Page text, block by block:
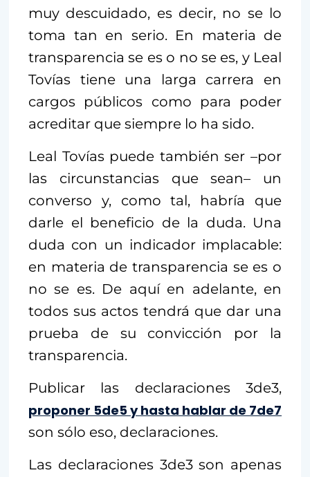
muy descuidado, es decir, no se lo
toma tan en serio. En materia de
transparencia se es o no se es, y Leal
Tovías tiene una larga carrera en
cargos públicos como para poder
acreditar que siempre lo ha sido.
Leal Tovías puede también ser –por
las circunstancias que sean– un
converso y, como tal, habría que
darle el beneficio de la duda. Una
duda con un indicador implacable:
en materia de transparencia se es o
no se es. De aquí en adelante, en
todos sus actos tendrá que dar una
prueba de su convicción por la
transparencia.
Publicar las declaraciones 3de3,
proponer 5de5 y hasta hablar de 7de7
son sólo eso, declaraciones.
Las declaraciones 3de3 son apenas